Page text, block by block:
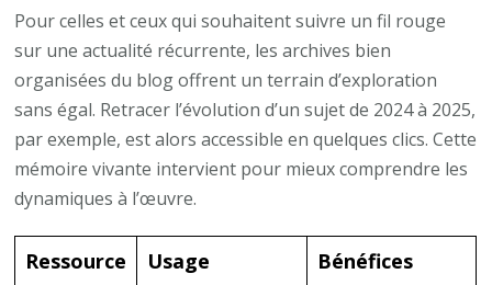
Pour celles et ceux qui souhaitent suivre un fil rouge
sur une actualité récurrente, les archives bien
organisées du blog offrent un terrain d’exploration
sans égal. Retracer l’évolution d’un sujet de 2024 à 2025,
par exemple, est alors accessible en quelques clics. Cette
mémoire vivante intervient pour mieux comprendre les
dynamiques à l’œuvre.
Ressource Usage Bénéfices